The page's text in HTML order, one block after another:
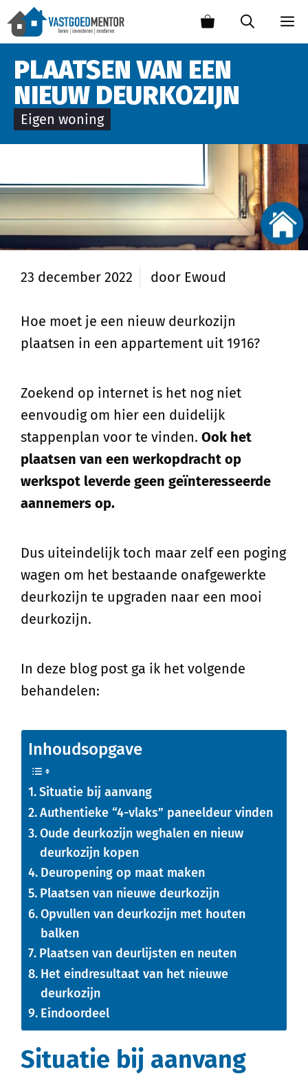
PLAATSEN VAN EEN
NIEUW DEURKOZIJN
Eigen woning
23 december 2022 door Ewoud
Hoe moet je een nieuw deurkozijn
plaatsen in een appartement uit 1916?
Zoekend op internet is het nog niet
eenvoudig om hier een duidelijk
stappenplan voor te vinden. Ook het
plaatsen van een werkopdracht op
werkspot leverde geen geïnteresseerde
aannemers op.
Dus uiteindelijk toch maar zelf een poging
wagen om het bestaande onafgewerkte
deurkozijn te upgraden naar een mooi
deurkozijn.
In deze blog post ga ik het volgende
behandelen:
Inhoudsopgave
Situatie bij aanvang
Authentieke “4-vlaks” paneeldeur vinden
Oude deurkozijn weghalen en nieuw
deurkozijn kopen
Deuropening op maat maken
Plaatsen van nieuwe deurkozijn
Opvullen van deurkozijn met houten
balken
Plaatsen van deurlijsten en neuten
Het eindresultaat van het nieuwe
deurkozijn
Eindoordeel
Situatie bij aanvang